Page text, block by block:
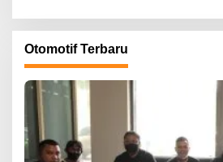
Otomotif Terbaru